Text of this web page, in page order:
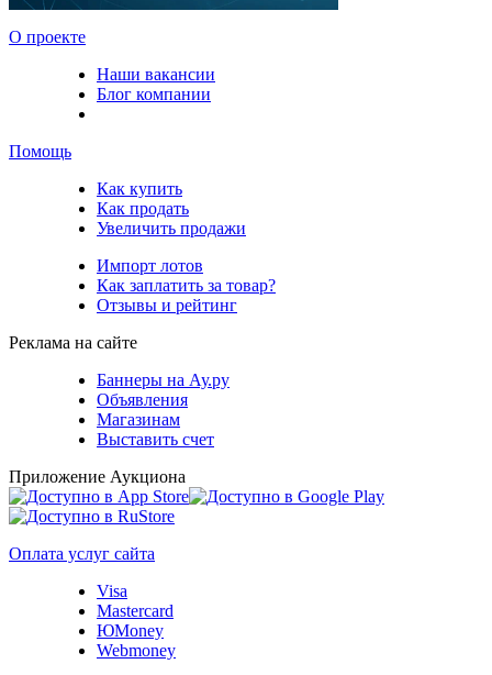
О проекте
Наши вакансии
Блог компании
Помощь
Как купить
Как продать
Увеличить продажи
Импорт лотов
Как заплатить за товар?
Отзывы и рейтинг
Реклама на сайте
Баннеры на Ау.ру
Объявления
Магазинам
Выставить счет
Приложение Аукциона
Оплата услуг сайта
Visa
Mastercard
ЮMoney
Webmoney